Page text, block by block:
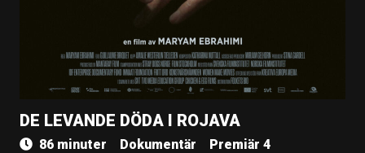
DE LEVANDE DÖDA I ROJAVA
86 minuter Dokumentär
Premiär 4